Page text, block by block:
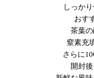
しっか
おす
茶葉の
窒素充
さらに
開封